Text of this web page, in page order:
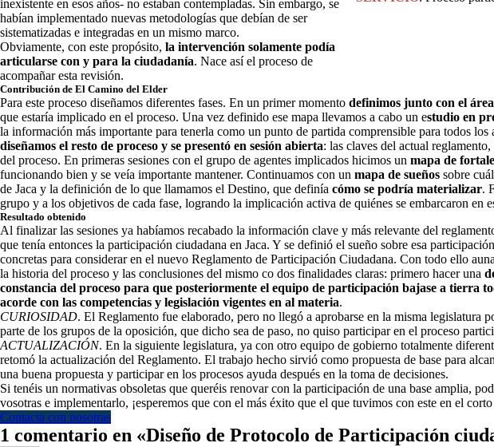
inexistente en esos años- no estaban contempladas. Sin embargo, se
habían implementado nuevas metodologías que debían de ser
sistematizadas e integradas en un mismo marco.
Obviamente, con este propósito, la intervención solamente podía
articularse con y para la ciudadanía. Nace así el proceso de
acompañar esta revisión.
Contribución de El Camino del Elder
Para este proceso diseñamos diferentes fases. En un primer momento definimos junto con el
que estaría implicado en el proceso. Una vez definido ese mapa llevamos a cabo un estudio en
la información más importante para tenerla como un punto de partida comprensible para todos
diseñamos el resto de proceso y se presentó en sesión abierta: las claves del actual
del proceso. En primeras sesiones con el grupo de agentes implicados hicimos un mapa de
funcionando bien y se veía importante mantener. Continuamos con un mapa de sueños sobre
de Jaca y la definición de lo que llamamos el Destino, que definía cómo se podría materializar.
grupo y a los objetivos de cada fase, logrando la implicación activa de quiénes se embarcaron en
Resultado obtenido
Al finalizar las sesiones ya habíamos recabado la información clave y más relevante del
que tenía entonces la participación ciudadana en Jaca. Y se definió el sueño sobre esa
concretas para considerar en el nuevo Reglamento de Participación Ciudadana. Con todo ello
la historia del proceso y las conclusiones del mismo co dos finalidades claras: primero hacer una
constancia del proceso para que posteriormente el equipo de participación bajase a tierra
acorde con las competencias y legislación vigentes en al materia.
CURIOSIDAD. El Reglamento fue elaborado, pero no llegó a aprobarse en la misma legislatura
parte de los grupos de la oposición, que dicho sea de paso, no quiso participar en el proceso
ACTUALIZACIÓN. En la siguiente legislatura, ya con otro equipo de gobierno totalmente
retomó la actualización del Reglamento. El trabajo hecho sirvió como propuesta de base para
una buena propuesta y participar en los procesos ayuda después en la toma de decisiones.
Si tenéis un normativas obsoletas que queréis renovar con la participación de una base amplia,
vosotras e implementarlo, ¡esperemos que con el más éxito que el que tuvimos con este en el
Contacta con nosotras
1 comentario en «Diseño de Protocolo de Participación